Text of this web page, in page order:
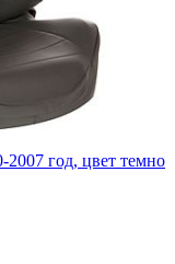
год, цвет темно